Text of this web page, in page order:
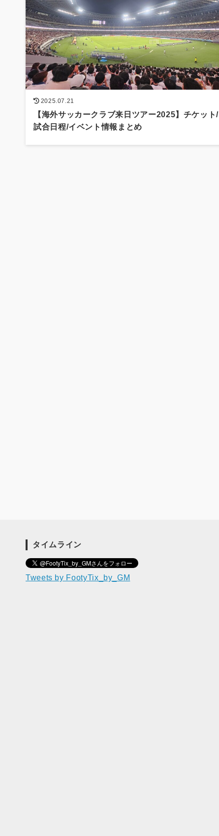
2025.07.21
【海外サッカークラブ来日ツアー2025】チケット/
試合日程/イベント情報まとめ
タイムライン
Tweets by FootyTix_by_GM